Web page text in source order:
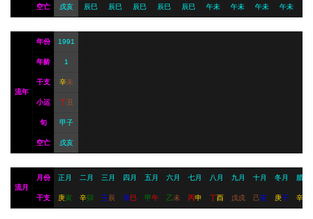
空亡 戌亥 辰巳 辰巳 辰巳 辰巳 辰巳 午未 午未 午未 午未
流年
年份 1991
年龄 1
干支 辛未
小运 丁丑
旬 甲子
空亡 戌亥
流月
月份 正月 二月 三月 四月 五月 六月 七月 八月 九月 十月 冬月 腊月
干支 庚寅 辛卯 壬辰 癸巳 甲午 乙未 丙申 丁酉 戊戌 己亥 庚子 辛